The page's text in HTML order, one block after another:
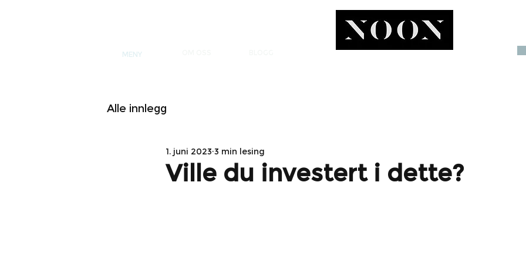
MENY
Alle innlegg
Ville du investert i dette?
1. juni 2023 3 min lesing